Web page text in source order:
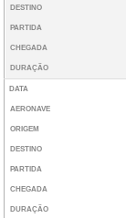
DESTINO
PARTIDA
CHEGADA
DURAÇÃO
DATA
AERONAVE
ORIGEM
DESTINO
PARTIDA
CHEGADA
DURAÇÃO